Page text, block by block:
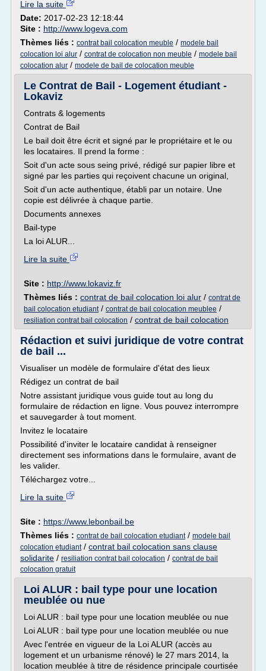
Lire la suite
Date: 2017-02-23 12:18:44
Site : http://www.logeva.com
Thèmes liés : contrat bail colocation meuble / modele bail
colocation loi alur / contrat de colocation non meuble / modele bail
colocation alur / modele de bail de colocation meuble
Le Contrat de Bail - Logement étudiant -
Lokaviz
Contrats & logements
Contrat de Bail
Le bail doit être écrit et signé par le propriétaire et le ou
les locataires. Il prend la forme :
Soit d'un acte sous seing privé, rédigé sur papier libre et
signé par les parties qui reçoivent chacune un original,
Soit d'un acte authentique, établi par un notaire. Une
copie est délivrée à chaque partie.
Documents annexes
Bail-type
La loi ALUR...
Lire la suite
Site : http://www.lokaviz.fr
Thèmes liés : contrat de bail colocation loi alur / contrat de
bail colocation etudiant/ contrat de bail colocation meublee /
resiliation contrat bail colocation / contrat de bail colocation
Rédaction et suivi juridique de votre contrat
de bail ...
Visualiser un modèle de formulaire d'état des lieux
Rédigez un contrat de bail
Notre assistant juridique vous guide tout au long du
formulaire de rédaction en ligne. Vous pouvez interrompre
et sauvegarder à tout moment.
Invitez le locataire
Possibilité d'inviter le locataire candidat à renseigner
directement ses informations dans le formulaire, avant de
les valider.
Téléchargez votre...
Lire la suite
Site : https://www.lebonbail.be
Thèmes liés : contrat de bail colocation etudiant/ modele bail
colocation etudiant/ contrat bail colocation sans clause
solidarite / resiliation contrat bail colocation / contrat de bail
colocation gratuit
Loi ALUR : bail type pour une location
meublée ou nue
Loi ALUR : bail type pour une location meublée ou nue
Loi ALUR : bail type pour une location meublée ou nue
Avec l'entrée en vigueur de la Loi ALUR (accès au
logement et un urbanisme rénové) le 27 mars 2014, la
location meublée à titre de résidence principale courtisée